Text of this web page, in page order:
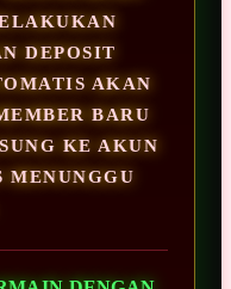
DEPOSIT
AKAN
BARU
KE AKUN
MENUNGGU